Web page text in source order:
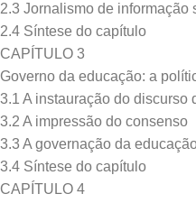
2.3 Jornalismo de informação
2.4 Síntese do capítulo
CAPÍTULO 3
Governo da educação: a
3.1 A instauração do discurso
3.2 A impressão do consenso
3.3 A governação da
3.4 Síntese do capítulo
CAPÍTULO 4